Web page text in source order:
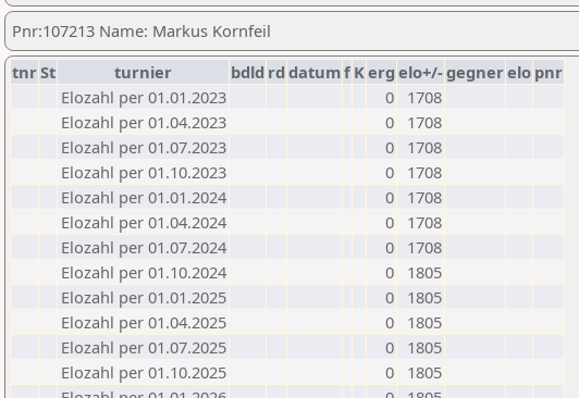
Pnr:107213 Name: Markus Kornfeil
tnrSt turnier bdld rd datumf Kerg elo+/-gegnerelo pnr
Elozahl per 01.01.2023
0
1708
Elozahl per 01.04.2023
0
1708
Elozahl per 01.07.2023
0
1708
Elozahl per 01.10.2023
0
1708
Elozahl per 01.01.2024
0
1708
Elozahl per 01.04.2024
0
1708
Elozahl per 01.07.2024
0
1708
Elozahl per 01.10.2024
0
1805
Elozahl per 01.01.2025
0
1805
Elozahl per 01.04.2025
0
1805
Elozahl per 01.07.2025
0
1805
Elozahl per 01.10.2025
0
1805